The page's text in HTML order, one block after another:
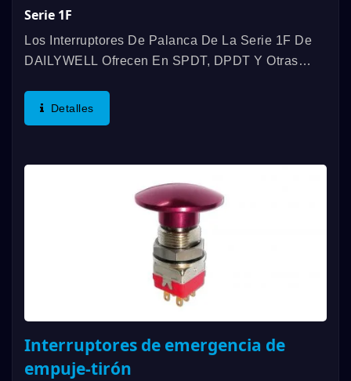
Serie 1F
Los Interruptores De Palanca De La Serie 1F De
DAILYWELL Ofrecen En SPDT, DPDT Y Otras
Hasta 6A/125VAC; 3A/250VAC; 3A/30VDC, Y
Cumplen Con El Estándar...
Detalles
Interruptores de emergencia de
empuje-tirón